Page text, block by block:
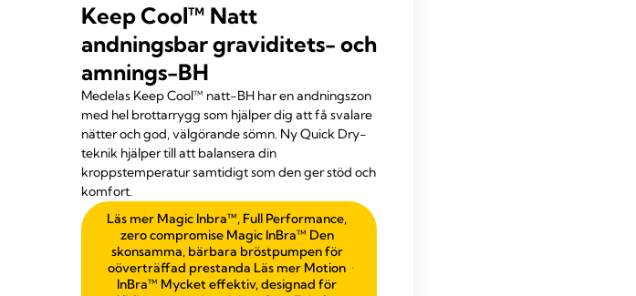
Keep Cool™ Natt
andningsbar graviditets- och
amnings-BH
Medelas Keep Cool™ natt-BH har en andningszon
med hel brottarrygg som hjälper dig att få svalare
nätter och god, välgörande sömn. Ny Quick Dry-
teknik hjälper till att balansera din
kroppstemperatur samtidigt som den ger stöd och
komfort.
Läs mer Magic Inbra™, Full Performance,
zero compromise Magic InBra™ Den
skonsamma, bärbara bröstpumpen för
oöverträffad prestanda Läs mer Motion
InBra™ Mycket effektiv, designad för